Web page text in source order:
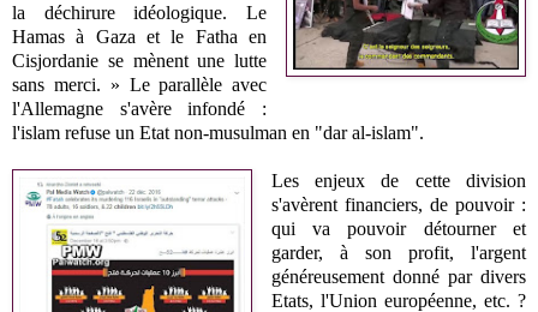
la déchirure idéologique. Le
Hamas à Gaza et le Fatha en
Cisjordanie se mènent une lutte
sans merci. » Le parallèle avec
l'Allemagne s'avère infondé :
l'islam refuse un Etat non-musulman en "dar al-islam".
Les enjeux de cette division
s'avèrent financiers, de pouvoir :
qui va pouvoir détourner et
garder, à son profit, l'argent
généreusement donné par divers
Etats, l'Union européenne, etc. ?